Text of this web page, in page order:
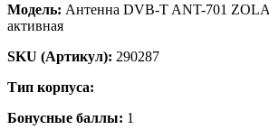
Модель: Антенна DVB-T ANT-701
активная
SKU (Артикул): 290287
Тип корпуса:
Бонусные баллы: 1